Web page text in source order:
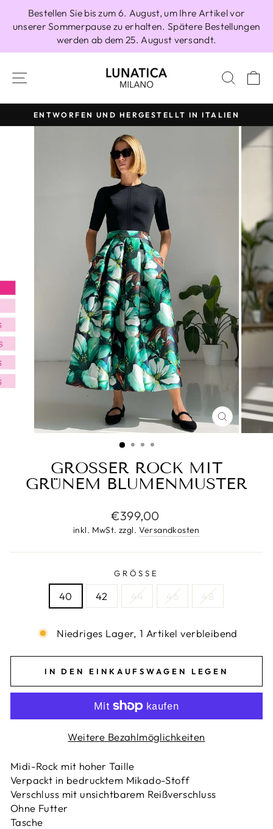
Inhalt
Bestellen Sie bis zum 6. August, um Ihre Artikel vor
unserer Sommerpause zu erhalten. Spätere Bestellungen
werden ab dem 25. August versandt.
SEITENNAVIGATION
Pause
Diashow
ENTWORFEN UND HERGESTELLT IN ITALIEN
ESC)
GROSSER ROCK MIT G
RÜNEM BLUMENMUSTER
Normaler
Preis
€399,00
inkl. MwSt. zzgl. Versandkosten
GRÖSSE
40 42 44 46 48
Niedriges Lager, 1 Artikel verbleibend
IN DEN EINKAUFSWAGEN LEGEN
Weitere Bezahlmöglichkeiten
Midi-Rock mit hoher Taille
Verpackt in bedrucktem Mikado-Stoff
Verschluss mit unsichtbarem Reißverschluss
Ohne Futter
Tasche